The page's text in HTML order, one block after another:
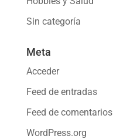
Sin categoría
Meta
Acceder
Feed de entradas
Feed de comentarios
WordPress.org